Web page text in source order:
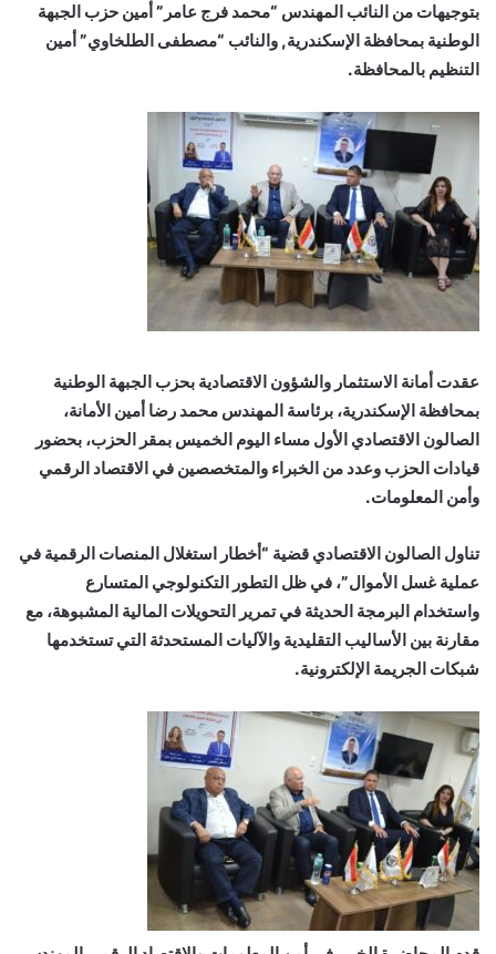
بتوجيهات من النائب المهندس “محمد فرج عامر” أمين حزب الجبهة
الوطنية بمحافظة الإسكندرية, والنائب “مصطفى الطلخاوي” أمين
التنظيم بالمحافظة.
عقدت أمانة الاستثمار والشؤون الاقتصادية بحزب الجبهة الوطنية
بمحافظة الإسكندرية، برئاسة المهندس محمد رضا أمين الأمانة،
الصالون الاقتصادي الأول مساء اليوم الخميس بمقر الحزب، بحضور
قيادات الحزب وعدد من الخبراء والمتخصصين في الاقتصاد الرقمي
وأمن المعلومات.
تناول الصالون الاقتصادي قضية “أخطار استغلال المنصات الرقمية في
عملية غسل الأموال”، في ظل التطور التكنولوجي المتسارع
واستخدام البرمجة الحديثة في تمرير التحويلات المالية المشبوهة، مع
مقارنة بين الأساليب التقليدية والآليات المستحدثة التي تستخدمها
شبكات الجريمة الإلكترونية.